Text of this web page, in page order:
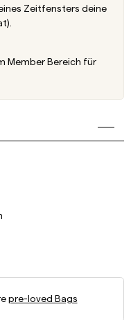
Zeitfensters deine
Member Bereich für
pre-loved Bags